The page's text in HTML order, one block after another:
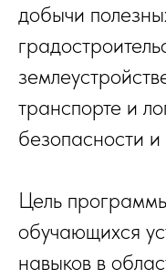
добычи
транспорте и
безопасности и
Цель
обучающихся
навыков в